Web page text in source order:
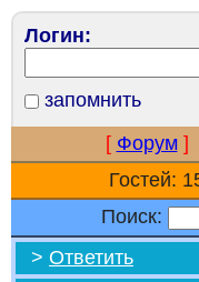
Логин:
запомнить
[ Форум ]
Гостей:
Поиск:
> Ответить